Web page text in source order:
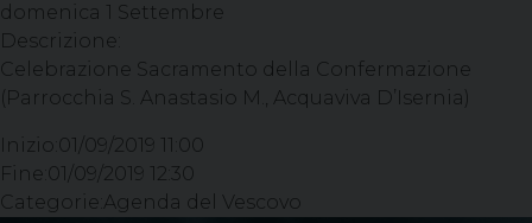
domenica 1 Settembre
Descrizione:
Celebrazione Sacramento della Confermazione
(Parrocchia S. Anastasio M., Acquaviva D’Isernia)
Inizio: 01/09/2019 11:00
Fine: 01/09/2019 12:30
Categorie: Agenda del Vescovo